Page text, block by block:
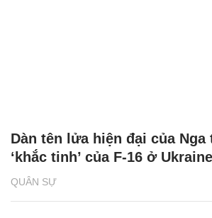
QUÂN SỰ
Dàn tên lửa hiện đại của Nga
‘khắc tinh’ của F-16 ở Ukraine